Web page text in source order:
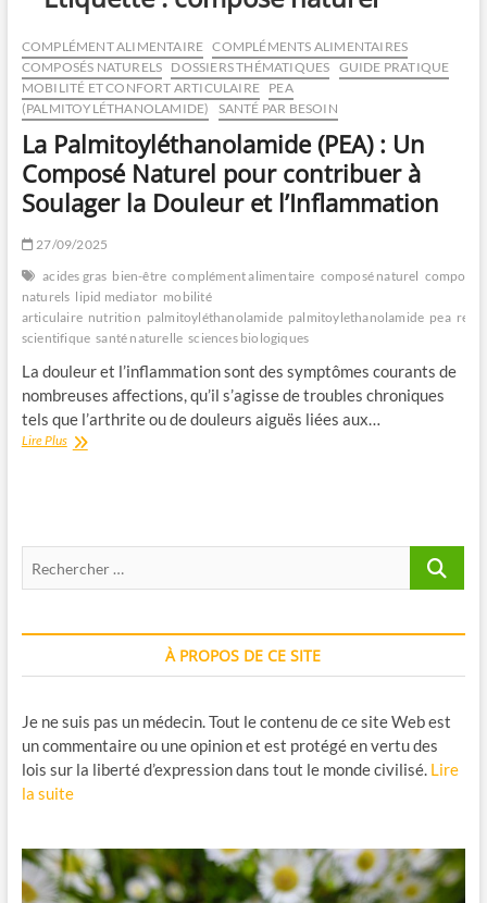
COMPLÉMENT ALIMENTAIRE COMPLÉMENTS ALIMENTAIRES
COMPOSÉS NATURELS DOSSIERS THÉMATIQUES GUIDE PRATIQUE
MOBILITÉ ET CONFORT ARTICULAIRE
PEA
(PALMITOYLÉTHANOLAMIDE)
SANTÉ PAR BESOIN
La Palmitoyléthanolamide (PEA) : Un
Composé Naturel pour contribuer à
Soulager la Douleur et l’Inflammation
27/09/2025
acides gras bien-être complément alimentaire composé naturel composés
naturels lipid mediator mobilité
articulaire nutrition palmitoyléthanolamide palmitoylethanolamide pea
scientifique santé naturelle sciences biologiques
La douleur et l’inflammation sont des symptômes courants de
nombreuses affections, qu’il s’agisse de troubles chroniques
tels que l’arthrite ou de douleurs aiguës liées aux…
Lire PlusLa
pour
Soulager
Douleur
l’Inflammation
À PROPOS DE CE SITE
Je ne suis pas un médecin. Tout le contenu de ce site Web est
un commentaire ou une opinion et est protégé en vertu des
lois sur la liberté d’expression dans tout le monde civilisé. Lire
la suite